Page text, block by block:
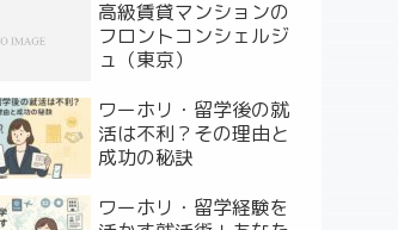
高級賃貸マンションの
フロントコンシェルジ
ュ（東京）
ワーホリ・留学後の就
活は不利？その理由と
成功の秘訣
ワーホリ・留学経験を